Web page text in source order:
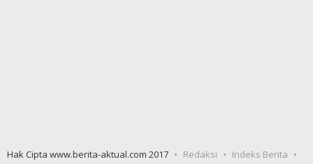
Hak Cipta www.berita-aktual.com 2017 Redaksi
Indeks Berita